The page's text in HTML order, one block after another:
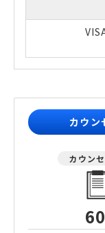
カウン
カウン